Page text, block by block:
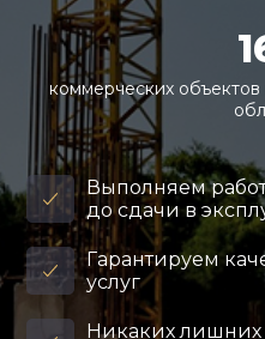
коммерческих
Выполняем
до сдачи в
Гарантируем
услуг
Никаких лишних